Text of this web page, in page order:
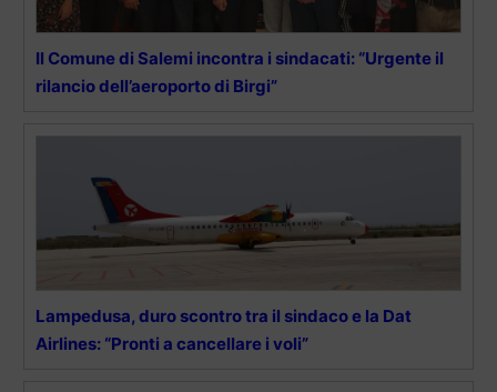
Il Comune di Salemi incontra i sindacati: “Urgente il
rilancio dell’aeroporto di Birgi”
Lampedusa, duro scontro tra il sindaco e la Dat
Airlines: “Pronti a cancellare i voli”